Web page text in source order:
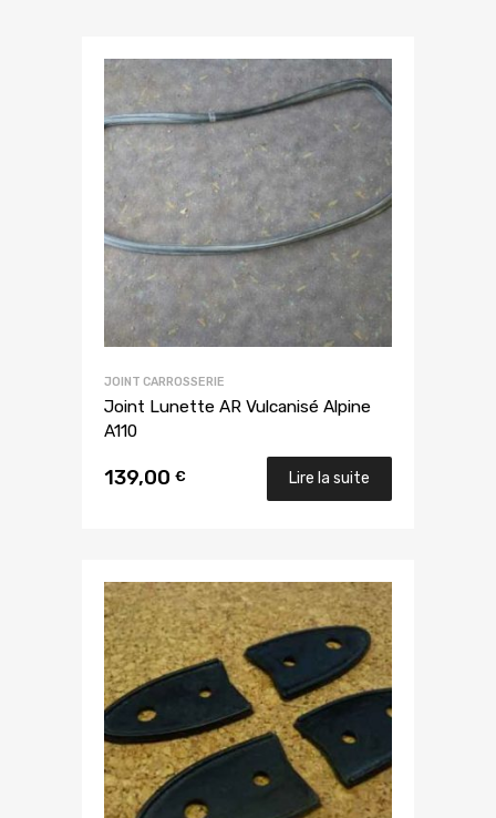
JOINT CARROSSERIE
Joint Lunette AR Vulcanisé Alpine
A110
139,00 € Lire la suite